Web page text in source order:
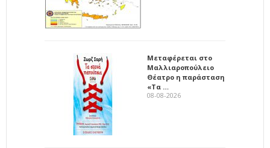
Μεταφέρεται στο
Μαλλιαροπούλειο
Θέατρο η παράσταση
«Τα …
08-08-2026